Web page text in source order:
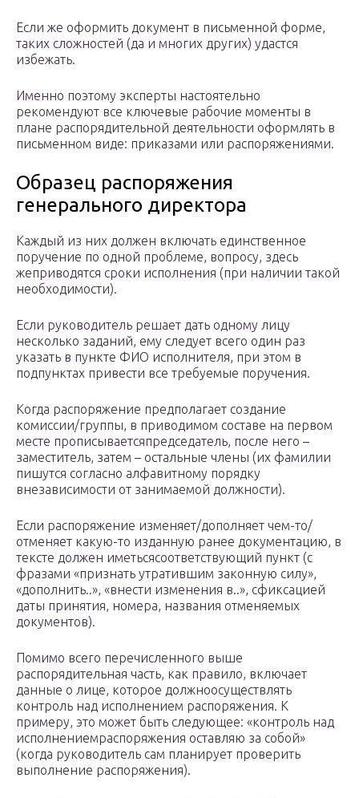
Если же оформить документ в письменной форме,
таких сложностей (да и многих других) удастся
избежать.
Именно поэтому эксперты настоятельно
рекомендуют все ключевые рабочие моменты в
плане распорядительной деятельности оформлять в
письменном виде: приказами или распоряжениями.
Образец распоряжения
генерального директора
Каждый из них должен включать единственное
поручение по одной проблеме, вопросу, здесь
жеприводятся сроки исполнения (при наличии такой
необходимости).
Если руководитель решает дать одному лицу
несколько заданий, ему следует всего один раз
указать в пункте ФИО исполнителя, при этом в
подпунктах привести все требуемые поручения.
Когда распоряжение предполагает создание
комиссии/группы, в приводимом составе на первом
месте прописываетсяпредседатель, после него –
заместитель, затем – остальные члены (их фамилии
пишутся согласно алфавитному порядку
внезависимости от занимаемой должности).
Если распоряжение изменяет/дополняет чем-то/
отменяет какую-то изданную ранее документацию, в
тексте должен иметьсясоответствующий пункт (с
фразами «признать утратившим законную силу»,
«дополнить..», «внести изменения в..», сфиксацией
даты принятия, номера, названия отменяемых
документов).
Помимо всего перечисленного выше
распорядительная часть, как правило, включает
данные о лице, которое должноосуществлять
контроль над исполнением распоряжения. К
примеру, это может быть следующее: «контроль над
исполнениемраспоряжения оставляю за собой»
(когда руководитель сам планирует проверить
выполнение распоряжения).